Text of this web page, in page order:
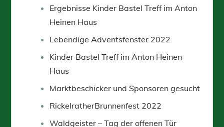
Ergebnisse Kinder Bastel Treff im Anton
Heinen Haus
Lebendige Adventsfenster 2022
Kinder Bastel Treff im Anton Heinen
Haus
Marktbeschicker und Sponsoren gesucht
RickelratherBrunnenfest 2022
Waldgeister – Tag der offenen Tür